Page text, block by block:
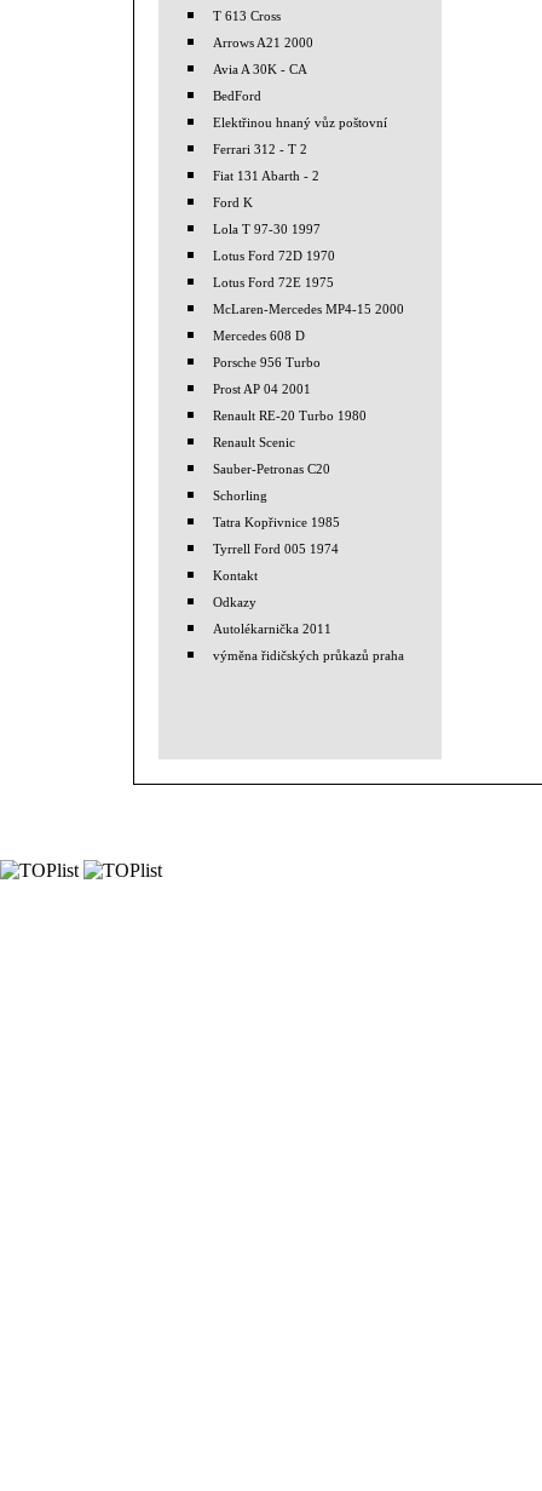
T 613 Cross
Arrows A21 2000
Avia A 30K - CA
BedFord
Elektřinou hnaný vůz poštovní
Ferrari 312 - T 2
Fiat 131 Abarth - 2
Ford K
Lola T 97-30 1997
Lotus Ford 72D 1970
Lotus Ford 72E 1975
McLaren-Mercedes MP4-15 2000
Mercedes 608 D
Porsche 956 Turbo
Prost AP 04 2001
Renault RE-20 Turbo 1980
Renault Scenic
Sauber-Petronas C20
Schorling
Tatra Kopřivnice 1985
Tyrrell Ford 005 1974
Kontakt
Odkazy
Autolékarnička 2011
výměna řidičských průkazů praha